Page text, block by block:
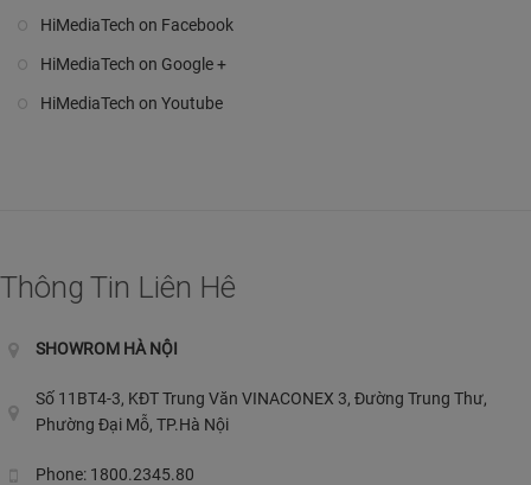
HiMediaTech on Facebook
HiMediaTech on Google +
HiMediaTech on Youtube
Thông Tin Liên Hê
SHOWROM HÀ NỘI
Số 11BT4-3, KĐT Trung Văn VINACONEX 3, Đường Trung Thư,
Phường Đại Mỗ, TP.Hà Nội
Phone: 1800.2345.80